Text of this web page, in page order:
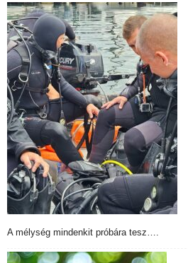
A mélység mindenkit próbára tesz….